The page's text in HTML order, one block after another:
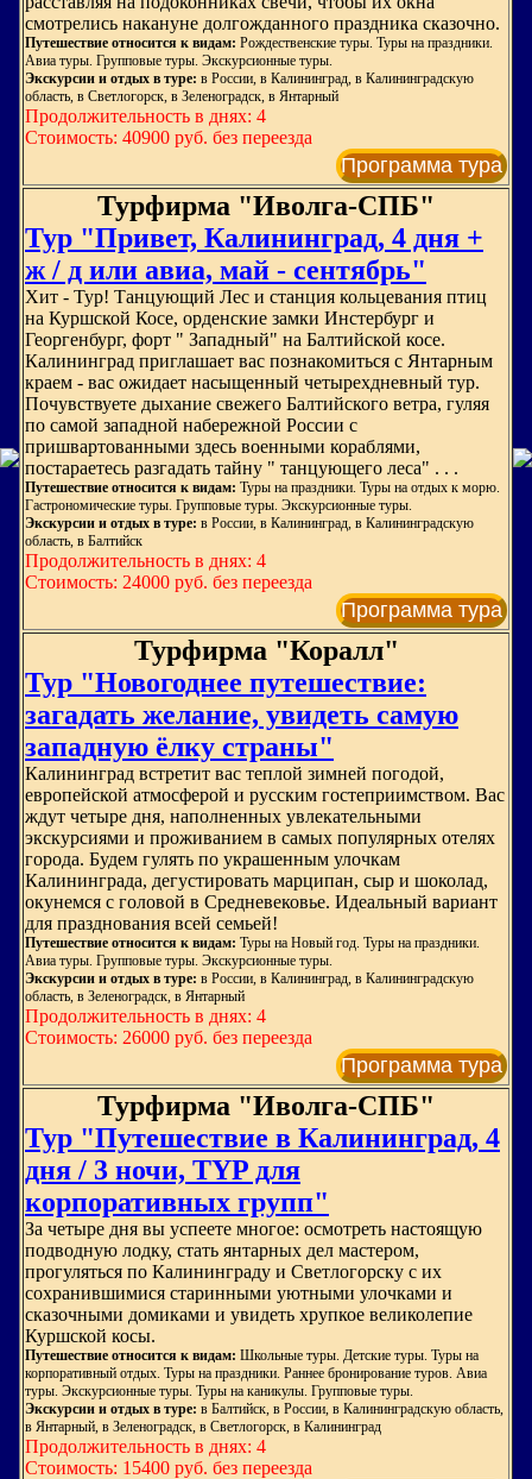
смотрелись накануне долгожданного праздника сказочно.
Путешествие относится к видам: Рождественские туры. Туры на праздники.
Авиа туры. Групповые туры. Экскурсионные туры.
Экскурсии и отдых в туре: в России, в Калининград, в Калининградскую
область, в Светлогорск, в Зеленоградск, в Янтарный
Продолжительность в днях: 4
Стоимость: 40900 руб. без переезда
Программа тура
Турфирма "Иволга-СПБ"
Тур "Привет, Калининград, 4 дня +
ж / д или авиа, май - сентябрь"
Хит - Тур! Танцующий Лес и станция кольцевания птиц
на Куршской Косе, орденские замки Инстербург и
Георгенбург, форт " Западный" на Балтийской косе.
Калининград приглашает вас познакомиться с Янтарным
краем - вас ожидает насыщенный четырехдневный тур.
Почувствуете дыхание свежего Балтийского ветра, гуляя
по самой западной набережной России с
пришвартованными здесь военными кораблями,
постараетесь разгадать тайну " танцующего леса" . . .
Путешествие относится к видам: Туры на праздники. Туры на отдых к морю.
Гастрономические туры. Групповые туры. Экскурсионные туры.
Экскурсии и отдых в туре: в России, в Калининград, в Калининградскую
область, в Балтийск
Продолжительность в днях: 4
Стоимость: 24000 руб. без переезда
Программа тура
Турфирма "Коралл"
Тур "Новогоднее путешествие:
загадать желание, увидеть самую
западную ёлку страны"
Калининград встретит вас теплой зимней погодой,
европейской атмосферой и русским гостеприимством. Вас
ждут четыре дня, наполненных увлекательными
экскурсиями и проживанием в самых популярных отелях
города. Будем гулять по украшенным улочкам
Калининграда, дегустировать марципан, сыр и шоколад,
окунемся с головой в Средневековье. Идеальный вариант
для празднования всей семьей!
Путешествие относится к видам: Туры на Новый год. Туры на праздники.
Авиа туры. Групповые туры. Экскурсионные туры.
Экскурсии и отдых в туре: в России, в Калининград, в Калининградскую
область, в Зеленоградск, в Янтарный
Продолжительность в днях: 4
Стоимость: 26000 руб. без переезда
Программа тура
Турфирма "Иволга-СПБ"
Тур "Путешествие в Калининград, 4
дня / 3 ночи, TYP для
корпоративных групп"
За четыре дня вы успеете многое: осмотреть настоящую
подводную лодку, стать янтарных дел мастером,
прогуляться по Калининграду и Светлогорску с их
сохранившимися старинными уютными улочками и
сказочными домиками и увидеть хрупкое великолепие
Куршской косы.
Путешествие относится к видам: Школьные туры. Детские туры. Туры на
корпоративный отдых. Туры на праздники. Раннее бронирование туров. Авиа
туры. Экскурсионные туры. Туры на каникулы. Групповые туры.
Экскурсии и отдых в туре: в Балтийск, в России, в Калининградскую область,
в Янтарный, в Зеленоградск, в Светлогорск, в Калининград
Продолжительность в днях: 4
Стоимость: 15400 руб. без переезда